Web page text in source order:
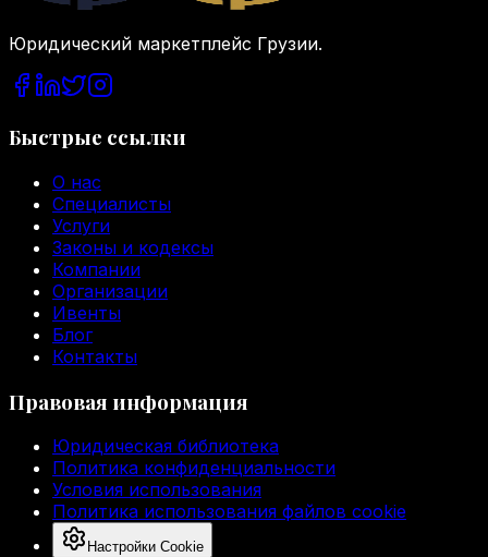
Юридический маркетплейс Грузии.
Быстрые ссылки
О нас
Специалисты
Услуги
Законы и кодексы
Компании
Организации
Ивенты
Блог
Контакты
Правовая информация
Юридическая библиотека
Политика конфиденциальности
Условия использования
Политика использования файлов cookie
Настройки Cookie